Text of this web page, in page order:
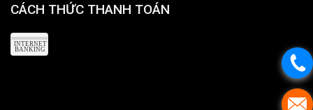
CÁCH THỨC THANH TOÁN